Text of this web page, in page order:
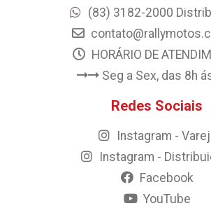
(83) 3182-2000
HORÁRIO DE
Seg a Sex, das 8h
Redes Sociais
Instagram -
Instagram -
Facebook
YouTube